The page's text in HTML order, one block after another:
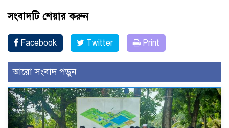
সংবাদটি শেয়ার করুন
Facebook Twitter Print
আরো সংবাদ পড়ুন